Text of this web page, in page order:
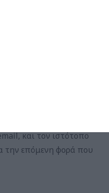
και τον ιστότοπο
την επόμενη φορά που